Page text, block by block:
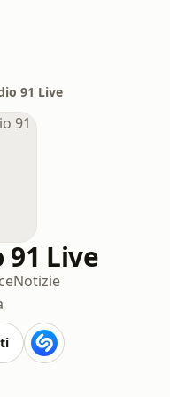
91 Live
91 Live
Notizie